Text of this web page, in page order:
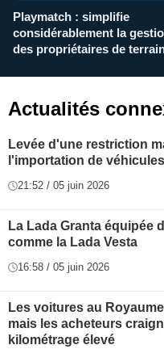
Playmatch : simplifie
considérablement la
des propriétaires de
Actualités
Levée d'une restriction
l'importation de véhicules
21:52 / 05 juin 2026
La Lada Granta équipée
comme la Lada Vesta
16:58 / 05 juin 2026
Les voitures au
mais les acheteurs
kilométrage élevé